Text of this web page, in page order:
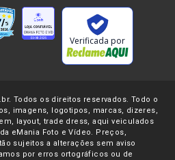
Verificada por
Todos os direitos reservados. Todo o
imagens, logotipos, marcas, dizeres,
layout, trade dress, aqui veiculados
eMania Foto e Vídeo. Preços,
sujeitos a alterações sem aviso
por erros ortográficos ou de